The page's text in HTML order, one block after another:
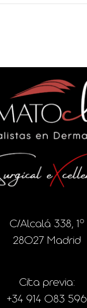
C/Alcalá 338, 1º
28027 Madrid
Cita previa:
+34 914 083 596